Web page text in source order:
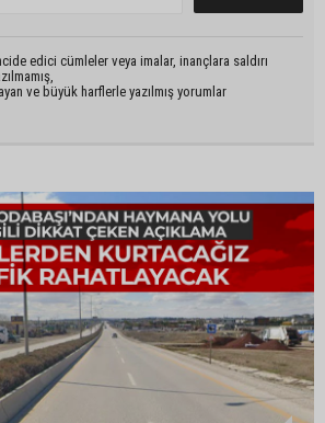
edici cümleler veya imalar, inançlara saldırı
ve büyük harflerle yazılmış yorumlar